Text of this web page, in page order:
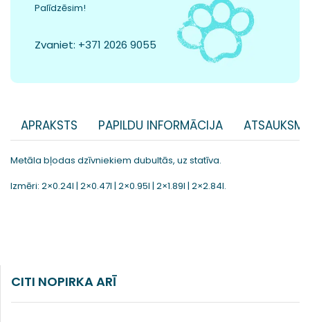
Palīdzēsim!
Zvaniet: +371 2026 9055
APRAKSTS PAPILDU INFORMĀCIJA
Metāla bļodas dzīvniekiem dubultās, uz statīva.
Izmēri: 2×0.24l | 2×0.47l | 2×0.95l | 2×1.89l | 2×2.84l.
CITI NOPIRKA ARĪ